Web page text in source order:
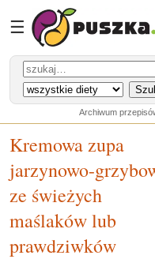
☰
Archiwum
Kremowa zupa
jarzynowo-
ze świeżych
maślaków lub
prawdziwków